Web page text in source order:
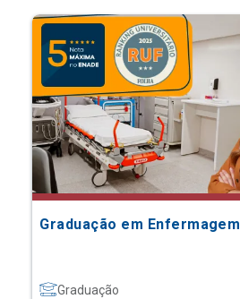
Graduação em Enfermagem
Graduação